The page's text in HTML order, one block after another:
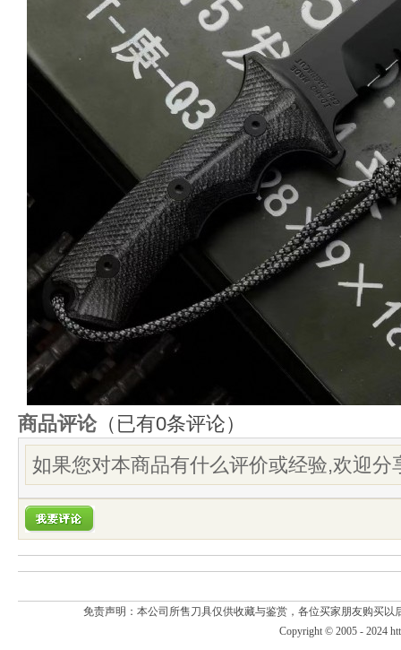
商品评论（已有0条评论）
如果您对本商品有什么评价或经验,欢迎分
免责声明：本公司所售刀具仅供收藏与鉴赏，各位买家朋友购买
Copyright © 2005 - 2024